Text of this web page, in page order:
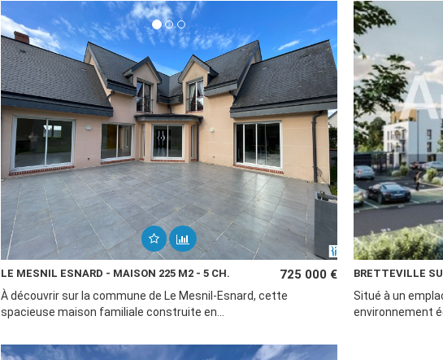
LE MESNIL ESNARD - MAISON 225 M2 - 5 CH. 725 000 €
À découvrir sur la commune de Le Mesnil-Esnard, cette
spacieuse maison familiale construite en...
BRETTEVILLE
Situé à un
environnement